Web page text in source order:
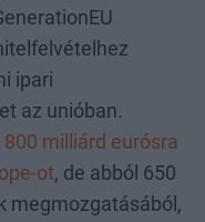
ipari
az unióban.
800 milliárd eurósra
ot, de abból 650
megmozgatásából,